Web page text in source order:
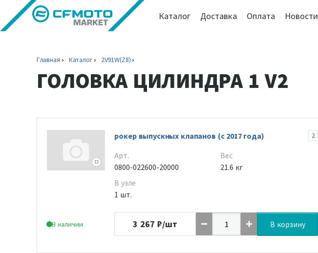
Каталог Доставка Оплата Новости
Главная Каталог 2V91W(Z8)
ГОЛОВКА ЦИЛИНДРА 1 V2
В наличии
рокер выпускных клапанов (с 2017 года) 2
Арт.
0800-022600-20000
В узле
1 шт.
Вес
21.6 кг
3 267 ₽/шт В корзину